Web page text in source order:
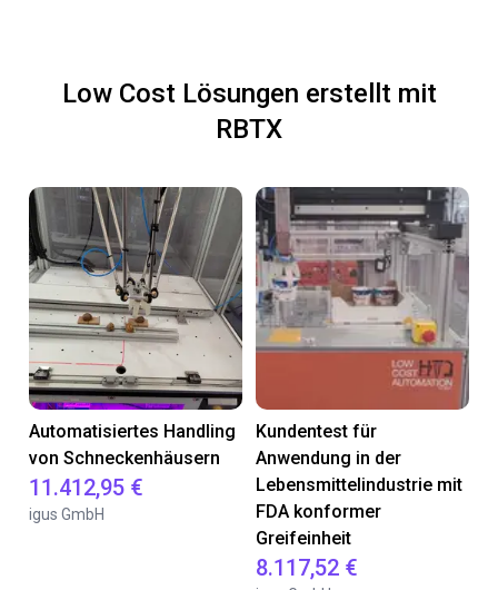
Low Cost Lösungen erstellt mit
RBTX
Automatisiertes Handling
von Schneckenhäusern
11.412,95 €
igus GmbH
Kundentest für
Anwendung in der
Lebensmittelindustrie mit
FDA konformer
Greifeinheit
8.117,52 €